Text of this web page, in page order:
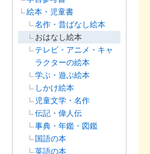
絵本・児童書
名作・昔ばなし絵本
おはなし絵本
テレビ・アニメ・キャ
ラクターの絵本
学ぶ・遊ぶ絵本
しかけ絵本
児童文学・名作
伝記・偉人伝
事典・年鑑・図鑑
国語の本
英語の本